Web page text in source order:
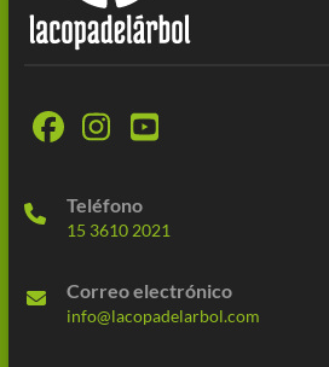
Teléfono
15 3610 2021
Correo electrónico
info@lacopadelarbol.com